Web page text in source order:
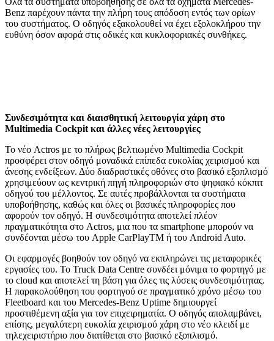
Benz παρέχουν πάντα την πλήρη τους απόδοση εντός των ορίων
του συστήματος. Ο οδηγός εξακολουθεί να έχει εξολοκλήρου την
ευθύνη όσον αφορά στις οδικές και κυκλοφοριακές συνθήκες.
Συνδεσιμότητα και διαισθητική λειτουργία χάρη στο
Multimedia Cockpit και άλλες νέες λειτουργίες
Το νέο Actros με το πλήρως βελτιωμένο Multimedia Cockpit
προσφέρει στον οδηγό μοναδικά επίπεδα ευκολίας χειρισμού και
άνεσης ενδείξεων. Δύο διαδραστικές οθόνες στο βασικό εξοπλισμό
χρησιμεύουν ως κεντρική πηγή πληροφοριών στο ψηφιακό κόκπιτ
οδηγού του μέλλοντος. Σε αυτές προβάλλονται τα συστήματα
υποβοήθησης, καθώς και όλες οι βασικές πληροφορίες που
αφορούν τον οδηγό. Η συνδεσιμότητα αποτελεί πλέον
πραγματικότητα στο Actros, μια που τα smartphone μπορούν να
συνδέονται μέσω του Apple CarPlayTM ή του Android Auto.
Οι εφαρμογές βοηθούν τον οδηγό να εκπληρώνει τις μεταφορικές
εργασίες του. Το Truck Data Centre συνδέει μόνιμα το φορτηγό με
το cloud και αποτελεί τη βάση για όλες τις λύσεις συνδεσιμότητας.
Η παρακολούθηση του φορτηγού σε πραγματικό χρόνο μέσω του
Fleetboard και του Mercedes-Benz Uptime δημιουργεί
προστιθέμενη αξία για τον επιχειρηματία. Ο οδηγός απολαμβάνει,
επίσης, μεγαλύτερη ευκολία χειρισμού χάρη στο νέο κλειδί με
τηλεχειριστήριο που διατίθεται στο βασικό εξοπλισμό.